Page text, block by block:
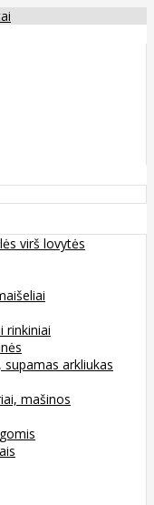
virš lovytės
rinkiniai
arkliukas
mašinos